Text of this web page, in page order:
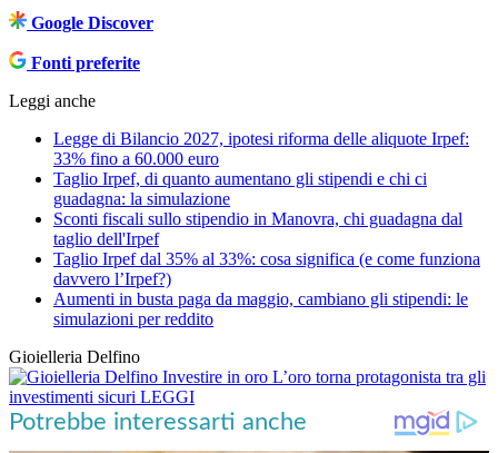
Google Discover
Fonti preferite
Leggi anche
Legge di Bilancio 2027, ipotesi riforma delle aliquote Irpef:
33% fino a 60.000 euro
Taglio Irpef, di quanto aumentano gli stipendi e chi ci
guadagna: la simulazione
Sconti fiscali sullo stipendio in Manovra, chi guadagna dal
taglio dell'Irpef
Taglio Irpef dal 35% al 33%: cosa significa (e come funziona
davvero l’Irpef?)
Aumenti in busta paga da maggio, cambiano gli stipendi: le
simulazioni per reddito
Gioielleria Delfino
Investire in oro L’oro torna protagonista tra gli
investimenti sicuri LEGGI